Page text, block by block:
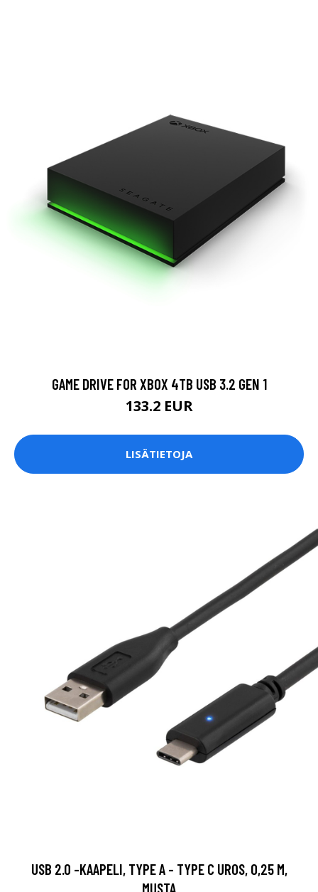
GAME DRIVE FOR XBOX 4TB USB 3.2 GEN 1
133.2 EUR
LISÄTIETOJA
USB 2.0 -KAAPELI, TYPE A - TYPE C UROS, 0,25 M,
MUSTA